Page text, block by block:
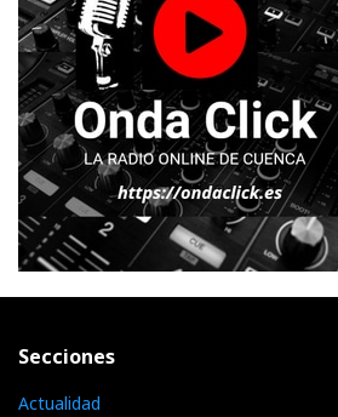
Secciones
Actualidad